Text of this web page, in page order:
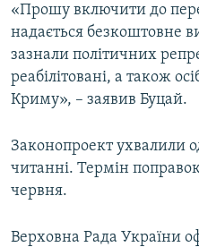
«Прошу включити до
надається безкоштовне
зазнали політичних
реабілітовані, а також
Криму», – заявив Буцай.
Законопроект ухвалили
читанні. Термін
червня.
Верховна Рада України